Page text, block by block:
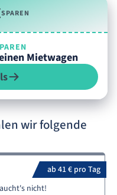
SPAREN
Mietwagen
wir folgende
ab 41 € pro Tag
nicht!